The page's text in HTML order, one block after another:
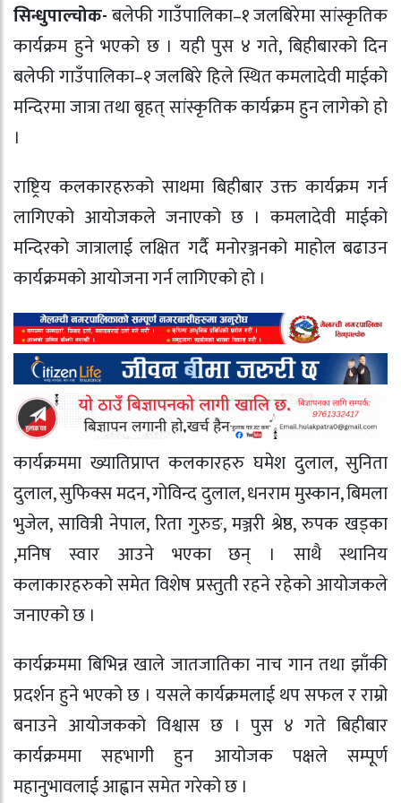
सिन्धुपाल्चोक-बलेफी गाउँपालिका–१ जलबिरेमा सांस्कृतिक
कार्यक्रम हुने भएको छ । यही पुस ४ गते, बिहीबारको दिन
बलेफी गाउँपालिका–१ जलबिरे हिले स्थित कमलादेवी माईको
मन्दिरमा जात्रा तथा बृहत् सांस्कृतिक कार्यक्रम हुन लागेको हो
।
राष्ट्रिय कलकारहरुको साथमा बिहीबार उक्त कार्यक्रम गर्न
लागिएको आयोजकले जनाएको छ । कमलादेवी माईको
मन्दिरको जात्रालाई लक्षित गर्दै मनोरञ्जनको माहोल बढाउन
कार्यक्रमको आयोजना गर्न लागिएको हो ।
कार्यक्रममा ख्यातिप्राप्त कलकारहरु घमेश दुलाल, सुनिता
दुलाल, सुफिक्स मदन, गोविन्द दुलाल, धनराम मुस्कान, बिमला
भुजेल, सावित्री नेपाल, रिता गुरुङ, मञ्जरी श्रेष्ठ, रुपक खड्का
,मनिष स्वार आउने भएका छन् । साथै स्थानिय
कलाकारहरुको समेत विशेष प्रस्तुती रहने रहेको आयोजकले
जनाएको छ ।
कार्यक्रममा बिभिन्न खाले जातजातिका नाच गान तथा झाँकी
प्रदर्शन हुने भएको छ । यसले कार्यक्रमलाई थप सफल र राम्रो
बनाउने आयोजकको विश्वास छ । पुस ४ गते बिहीबार
कार्यक्रममा सहभागी हुन आयोजक पक्षले सम्पूर्ण
महानुभावलाई आह्वान समेत गरेको छ ।